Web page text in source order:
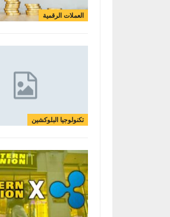
العملات الرقمية
تكنولوجيا البلوكشين